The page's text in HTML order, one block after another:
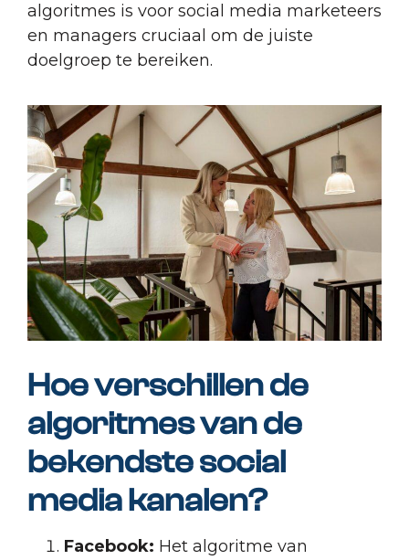
algoritmes is voor social media marketeers
en managers cruciaal om de juiste
doelgroep te bereiken.
Hoe verschillen de
algoritmes van de
bekendste social
media kanalen?
Facebook: Het algoritme van